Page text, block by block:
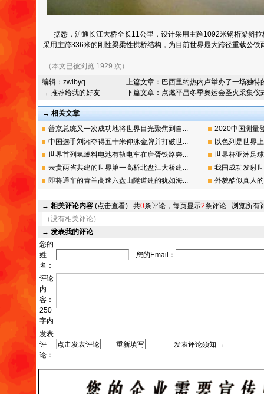
据悉，沪通长江大桥全长11公里，设计采用主跨1092米钢桁梁斜拉
采用主跨336米的刚性梁柔性拱桥结构，为目前世界最大跨径重载公铁
（本文已被浏览 1929 次）
编辑： zwlbyq
→ 推荐给我的好友
上篇文章： 巴西里约热内卢举办了一场独特
下篇文章： 点燃平昌冬季奥运会圣火采集仪
→ 相关文章
普京总统又一次成功地将世界目光聚焦到自...
2020中国测量
中国选手刘湘夺得五十米仰泳金牌并打破世...
以色列是世界
世界首列氢燃料电池有轨电车在唐胥铁路奔...
世界杯亚洲足
云贵两省共建的世界第一高桥北盘江大桥建...
我国成功发射
即将通车的青兰高速六盘山隧道建的犹如海...
外貌酷似真人
→ 相关评论内容 (点击查看) 共0条评论，每页显示2条评论 浏览所有
（没有相关评论）
→ 发表我的评论
您的
姓
名：
您的Email：
评论
内
容：
250
字内
发表
评
论：
发表评论须知 →